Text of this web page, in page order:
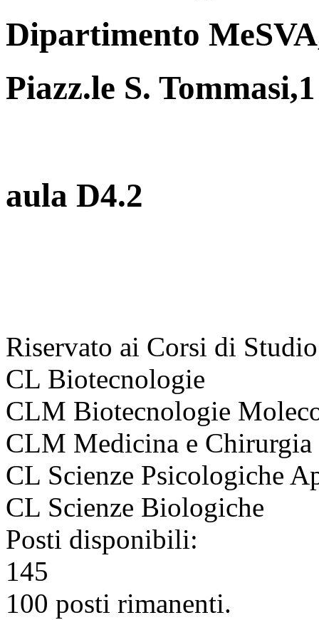
Dipartimento
Piazz.le S.
aula D4.2
Riservato ai Corsi di
CL Biotecnologie
CLM Biotecnologie
CLM Medicina e Chirurgia
CL Scienze Psicologiche
CL Scienze Biologiche
Posti disponibili:
145
100 posti rimanenti.